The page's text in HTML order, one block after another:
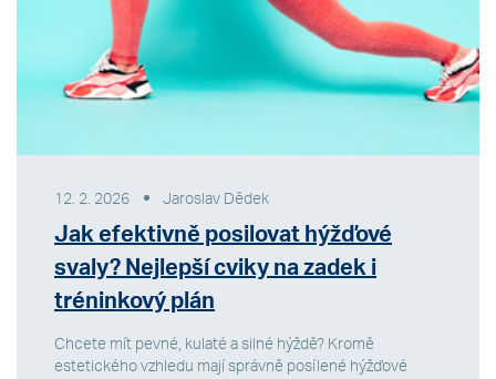
12. 2. 2026 Jaroslav Dědek
Jak efektivně posilovat hýžďové
svaly? Nejlepší cviky na zadek i
tréninkový plán
Chcete mít pevné, kulaté a silné hýždě? Kromě
estetického vzhledu mají správně posílené hýžďové